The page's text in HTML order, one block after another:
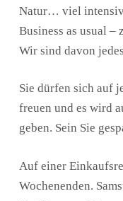
Natur… viel
Business as usual –
Wir sind davon
Sie dürfen sich auf
freuen und es wird
geben. Sein Sie
Auf einer
Wochenenden.